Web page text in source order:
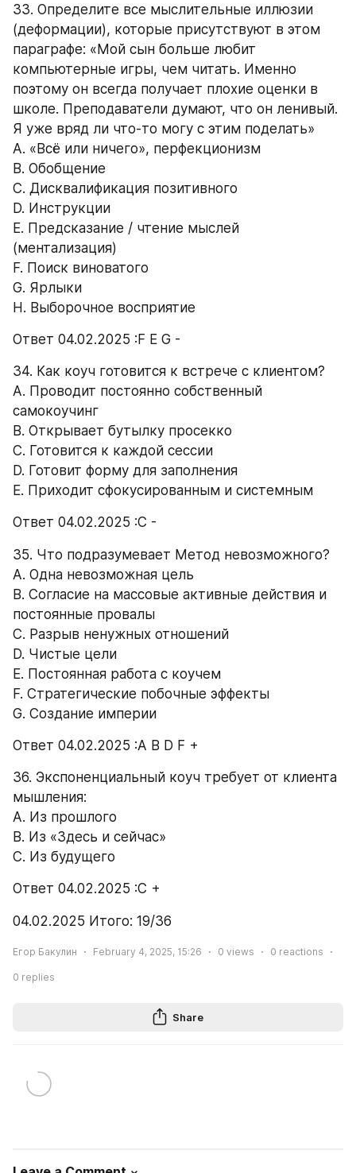
33. Определите все мыслительные иллюзии
(деформации), которые присутствуют в этом
параграфе: «Мой сын больше любит
компьютерные игры, чем читать. Именно
поэтому он всегда получает плохие оценки в
школе. Преподаватели думают, что он ленивый.
Я уже вряд ли что-то могу с этим поделать»
А. «Всё или ничего», перфекционизм
B. Обобщение
C. Дисквалификация позитивного
D. Инструкции
E. Предсказание / чтение мыслей
(ментализация)
F. Поиск виноватого
G. Ярлыки
H. Выборочное восприятие
Ответ 04.02.2025 :F E G -
34. Как коуч готовится к встрече с клиентом?
А. Проводит постоянно собственный
самокоучинг
B. Открывает бутылку просекко
C. Готовится к каждой сессии
D. Готовит форму для заполнения
E. Приходит сфокусированным и системным
Ответ 04.02.2025 :С -
35. Что подразумевает Метод невозможного?
А. Одна невозможная цель
B. Согласие на массовые активные действия и
постоянные провалы
C. Разрыв ненужных отношений
D. Чистые цели
E. Постоянная работа с коучем
F. Стратегические побочные эффекты
G. Создание империи
Ответ 04.02.2025 :А В D F +
36. Экспоненциальный коуч требует от клиента
мышления:
А. Из прошлого
B. Из «Здесь и сейчас»
С. Из будущего
Ответ 04.02.2025 :С +
04.02.2025 Итого: 19/36
Егор Бакулин February 4, 2025, 15:26 0 views 0 reactions
0 replies
Share